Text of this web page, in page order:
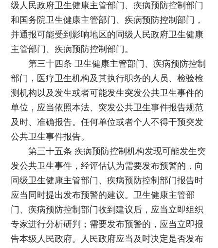
级人民政府卫生健康主管部门、疾病预防控制部门
和国务院卫生健康主管部门、疾病预防控制部门，
并通报可能受到影响地区的同级人民政府卫生健康
主管部门、疾病预防控制部门。
第三十四条 卫生健康主管部门、疾病预防控制
部门，医疗卫生机构及其执行职务的人员、检验检
测机构以及发生或者可能发生突发公共卫生事件的
单位，应当依照本法、突发公共卫生事件报告规范
及时、准确报告。任何单位或者个人不得干预突发
公共卫生事件报告。
第三十五条 疾病预防控制机构发现可能发生突
发公共卫生事件，经评估认为需要发布预警的，向
同级卫生健康主管部门、疾病预防控制部门报告时
应当同时提出发布预警的建议。卫生健康主管部
门、疾病预防控制部门收到建议后，应当立即组织
专家进行分析研判；需要发布预警的，应当立即报
告本级人民政府。人民政府应当及时决定是否发布